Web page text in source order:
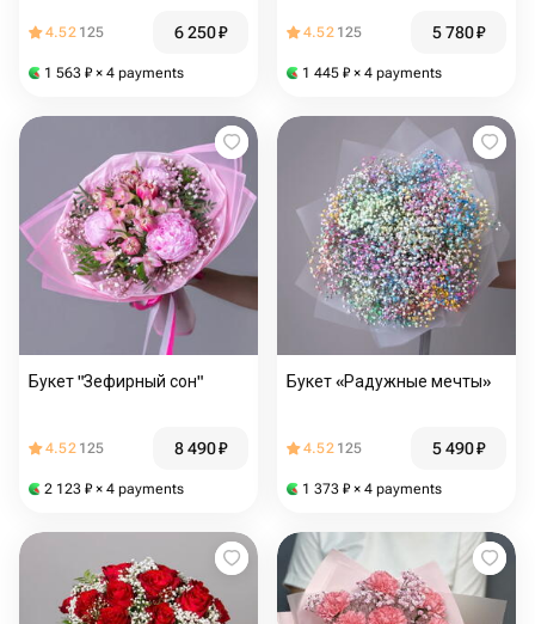
4.52 125 6 250₽
1 563 ₽ × 4 payments
4.52 125 5 780₽
1 445 ₽ × 4 payments
Букет "Зефирный сон"
4.52 125 8 490₽
2 123 ₽ × 4 payments
Букет «Радужные мечты»
4.52 125 5 490₽
1 373 ₽ × 4 payments